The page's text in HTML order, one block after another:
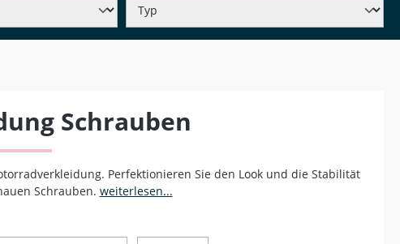
Schrauben
Perfektionieren Sie den Look und die Stabilität
Schrauben. weiterlesen...